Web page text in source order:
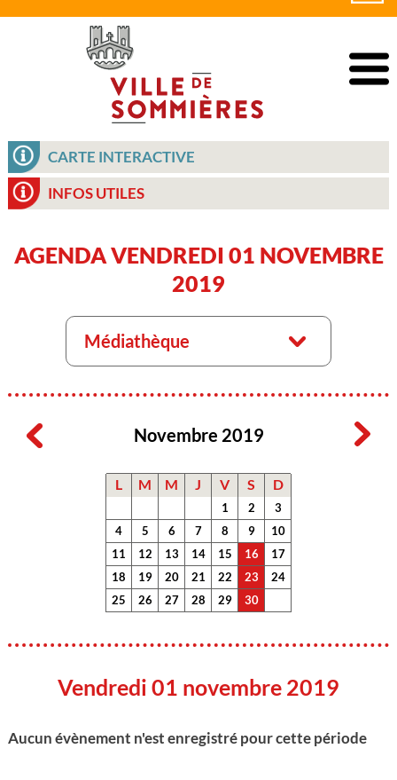
CARTE INTERACTIVE
INFOS UTILES
AGENDA VENDREDI 01 NOVEMBRE
2019
Médiathèque
Novembre 2019
L M M J V S D
1 2
3
4
5 6 7 8 9
10
11
12 13 14 15 16
17
18
19 20 21 22 23
24
25
26 27 28 29 30
Vendredi 01 novembre 2019
Aucun évènement n'est enregistré pour cette période